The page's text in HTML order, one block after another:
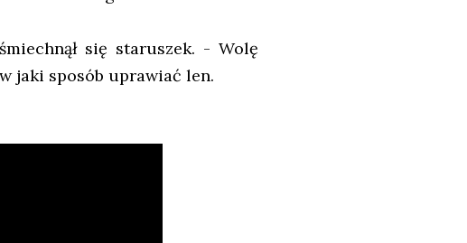
się staruszek. - Wolę
jaki sposób uprawiać len.